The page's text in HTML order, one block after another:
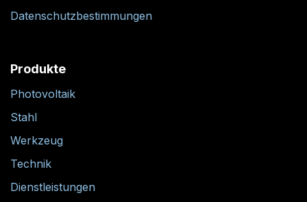
Datenschutzbestimmungen
Produkte
Photovoltaik
Stahl
Werkzeug
Technik
Dienstleistungen